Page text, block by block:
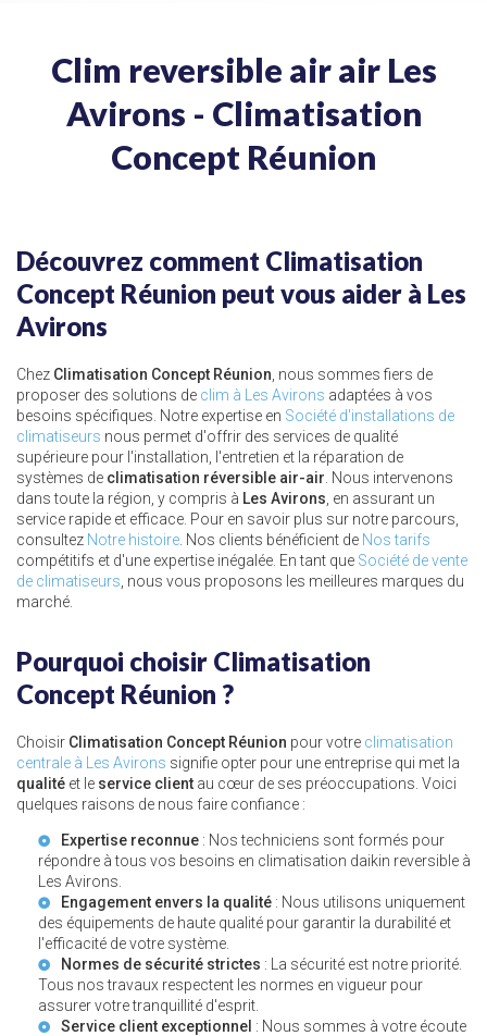
Clim reversible air air Les
Avirons - Climatisation
Concept Réunion
Découvrez comment Climatisation
Concept Réunion peut vous aider à Les
Avirons
Chez Climatisation Concept Réunion , nous sommes fiers de
proposer des solutions de clim à Les Avirons adaptées à vos
besoins spécifiques. Notre expertise en Société d'installations de
climatiseurs nous permet d'offrir des services de qualité
supérieure pour l'installation, l'entretien et la réparation de
systèmes de climatisation réversible air-air . Nous intervenons
dans toute la région, y compris à Les Avirons , en assurant un
service rapide et efficace. Pour en savoir plus sur notre parcours,
consultez Notre histoire . Nos clients bénéficient de Nos tarifs
compétitifs et d'une expertise inégalée. En tant que Société de vente
de climatiseurs , nous vous proposons les meilleures marques du
marché.
Pourquoi choisir Climatisation
Concept Réunion ?
Choisir Climatisation Concept Réunion pour votre climatisation
centrale à Les Avirons signifie opter pour une entreprise qui met la
qualité et le service client au cœur de ses préoccupations. Voici
quelques raisons de nous faire confiance :
Expertise reconnue : Nos techniciens sont formés pour
répondre à tous vos besoins en climatisation daikin reversible à
Les Avirons
Engagement envers la qualité : Nous utilisons uniquement
des équipements de haute qualité pour garantir la durabilité et
l'efficacité de votre système.
Normes de sécurité strictes : La sécurité est notre priorité.
Tous nos travaux respectent les normes en vigueur pour
assurer votre tranquillité d'esprit.
Service client exceptionnel : Nous sommes à votre écoute